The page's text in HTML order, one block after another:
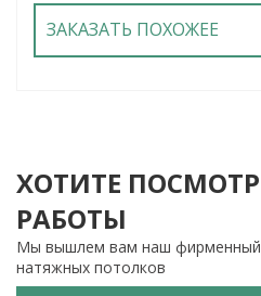
ЗАКАЗАТЬ ПОХОЖЕЕ
ХОТИТЕ
РАБОТЫ
Мы вышлем вам наш фирменный
натяжных потолков